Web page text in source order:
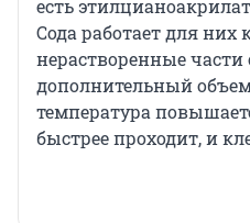
есть
Сода работает для них
нерастворенные
дополнительный
температура
быстрее проходит, и